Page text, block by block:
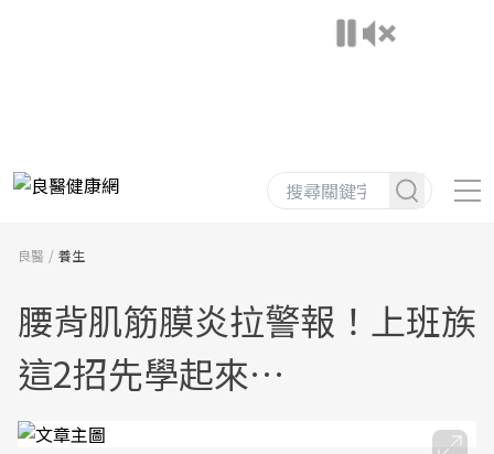
良醫 養生
腰背肌筋膜炎拉警報！上班族
這2招先學起來…